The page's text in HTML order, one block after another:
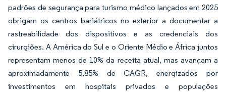
padrões de segurança para turismo médico lançados em 2025
obrigam os centros bariátricos no exterior a documentar a
rastreabilidade dos dispositivos e as credenciais dos
cirurgiões. A América do Sul e o Oriente Médio e África juntos
representam menos de 10% da receita atual, mas avançam a
aproximadamente 5,85% de CAGR, energizados por
investimentos em hospitais privados e populações